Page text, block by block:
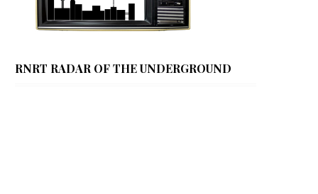
RNRT RADAR OF THE UNDERGROUND